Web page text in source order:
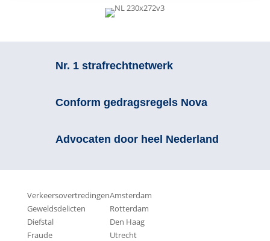
Nr. 1 strafrechtnetwerk
Conform gedragsregels Nova
Advocaten door heel Nederland
Verkeersovertredingen
Geweldsdelicten
Diefstal
Fraude
Amsterdam
Rotterdam
Den Haag
Utrecht